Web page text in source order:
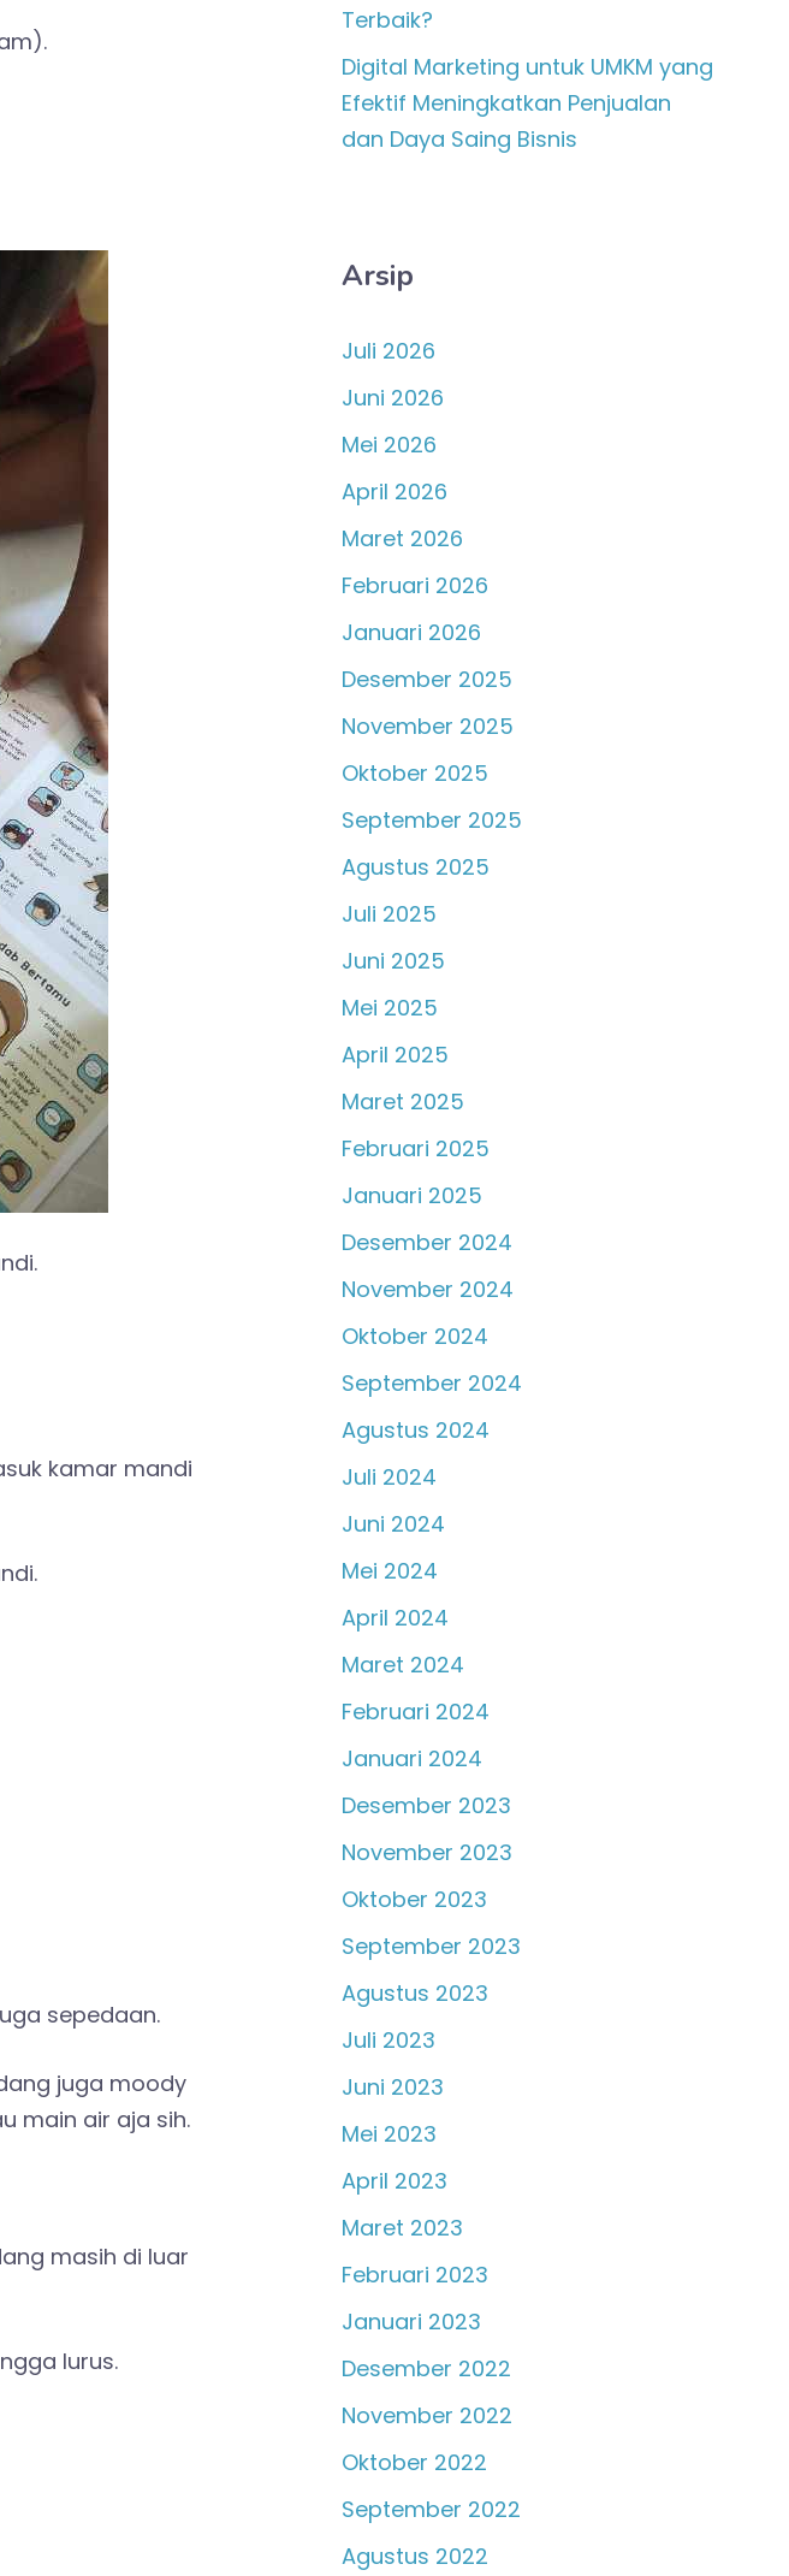
kamar mandi
sepedaan.
juga moody
main air aja sih.
masih di luar
lurus.
Terbaik?
Digital Marketing untuk UMKM yang
Efektif Meningkatkan Penjualan
dan Daya Saing Bisnis
Arsip
Juli 2026
Juni 2026
Mei 2026
April 2026
Maret 2026
Februari 2026
Januari 2026
Desember 2025
November 2025
Oktober 2025
September 2025
Agustus 2025
Juli 2025
Juni 2025
Mei 2025
April 2025
Maret 2025
Februari 2025
Januari 2025
Desember 2024
November 2024
Oktober 2024
September 2024
Agustus 2024
Juli 2024
Juni 2024
Mei 2024
April 2024
Maret 2024
Februari 2024
Januari 2024
Desember 2023
November 2023
Oktober 2023
September 2023
Agustus 2023
Juli 2023
Juni 2023
Mei 2023
April 2023
Maret 2023
Februari 2023
Januari 2023
Desember 2022
November 2022
Oktober 2022
September 2022
Agustus 2022